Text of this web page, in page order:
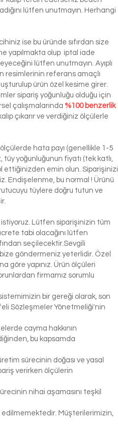
lütfen unutmayın. Herhangi
ise bu üründe sıfırdan size
yapılmakta olup iptal iade
lütfen unutmayın. Ayıplı
resimlerinin referans amaçlı
ürün özel kesime girer.
sipariş yoğunluğu olduğu için
çalışmalarında %100 benzerlik
çıkarır ve verdiğiniz ölçülerle
hata payı (genellikle 1-5
tüy yoğunluğunun fiyatı (tek katlı,
ettiğinizden emin olun. Siparişinizi
Endişelenme, bu normal ! Ürünü
tüylere doğru tutun ve
Lütfen siparişinizin tüm
tabi olacağını lütfen
seçilecektir.Sevgili
göndermeniz yeterlidir. Özel
göre yapınız. Ürün ölçüleri
firmamız sorumlu
bir gereği olarak, son
Sözleşmeler Yönetmeliği'nin
cayma hakkının
bu kapsamda
sürecinin doğası ve yasal
verirken ölçülerin
nihai aşamasını teşkil
edilmemektedir. Müşterilerimizin,